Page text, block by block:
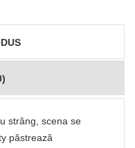
strâng, scena se
păstrează